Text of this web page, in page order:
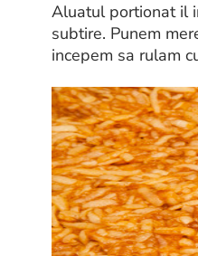
Aluatul portionat il
subtire. Punem
incepem sa rulam